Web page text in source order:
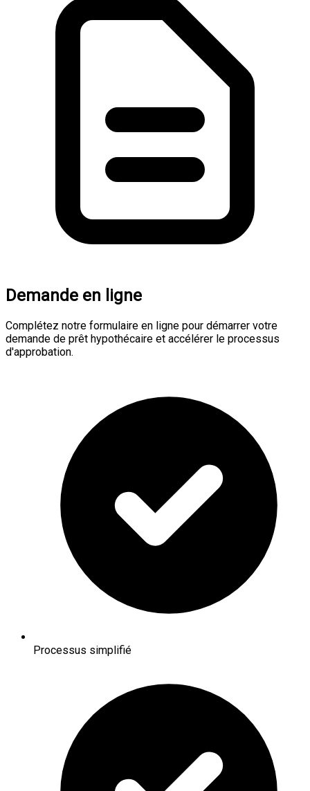
Demande en ligne
Complétez notre formulaire en ligne pour démarrer votre
demande de prêt hypothécaire et accélérer le processus
d'approbation.
Processus simplifié